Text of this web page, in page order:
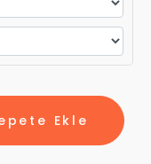
Ekle